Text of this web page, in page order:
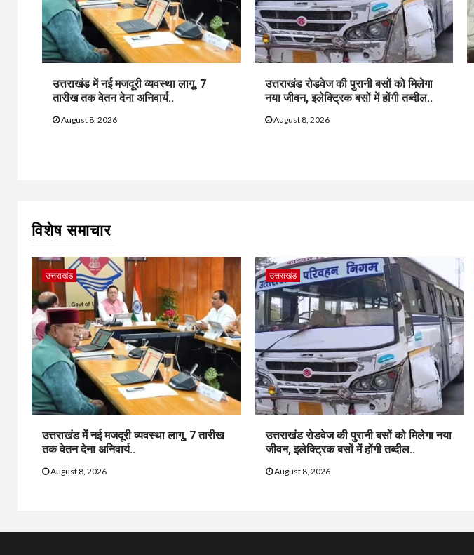
उत्तराखंड में नई मजदूरी व्यवस्था लागू, 7
तारीख तक वेतन देना अनिवार्य..
August 8, 2026
उत्तराखंड रोडवेज की पुरानी बसों को मिलेगा
नया जीवन, इलेक्ट्रिक बसों में होंगी तब्दील..
August 8, 2026
विशेष समाचार
उत्तराखंड
उत्तराखंड में नई मजदूरी व्यवस्था लागू, 7 तारीख
तक वेतन देना अनिवार्य..
August 8, 2026
उत्तराखंड
उत्तराखंड रोडवेज की पुरानी बसों को मिलेगा नया
जीवन, इलेक्ट्रिक बसों में होंगी तब्दील..
August 8, 2026